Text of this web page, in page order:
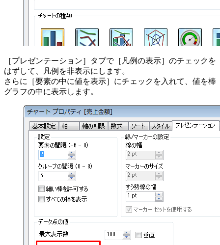
［プレゼンテーション］タブで［凡例の表示］のチェックを
はずして、凡例を非表示にします。
さらに［要素の中に値を表示］にチェックを入れて、値を棒
グラフの中に表示します。